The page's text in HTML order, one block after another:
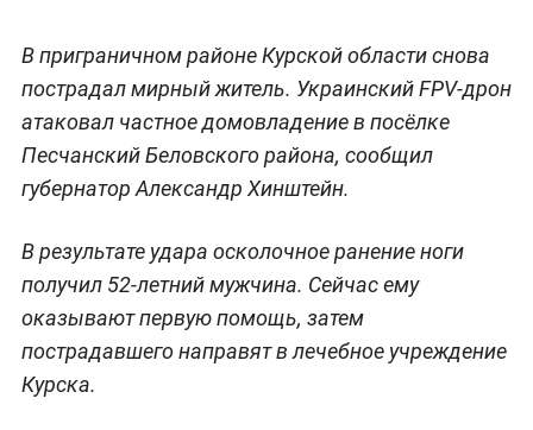
В приграничном районе Курской области снова
пострадал мирный житель. Украинский FPV-дрон
атаковал частное домовладение в посёлке
Песчанский Беловского района, сообщил
губернатор Александр Хинштейн.
В результате удара осколочное ранение ноги
получил 52-летний мужчина. Сейчас ему
оказывают первую помощь, затем
пострадавшего направят в лечебное учреждение
Курска.